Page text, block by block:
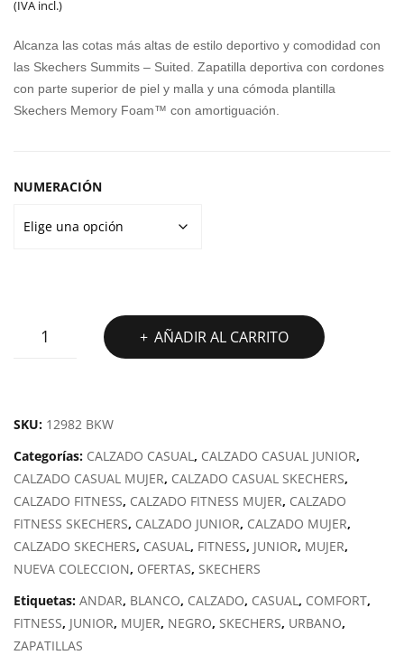
original
era:
70,00€.
actual
es:
55,00€.
(IVA incl.)
Alcanza las cotas más altas de estilo deportivo y comodidad con
las Skechers Summits – Suited. Zapatilla deportiva con cordones
con parte superior de piel y malla y una cómoda plantilla
Skechers Memory Foam™ con amortiguación.
NUMERACIÓN
cantidad
AÑADIR AL CARRITO
SKU: 12982 BKW
Categorías: CALZADO CASUAL , CALZADO CASUAL JUNIOR,
CALZADO CASUAL MUJER, CALZADO CASUAL SKECHERS,
CALZADO FITNESS, CALZADO FITNESS MUJER, CALZADO
FITNESS SKECHERS, CALZADO JUNIOR, CALZADO MUJER,
CALZADO SKECHERS, CASUAL , FITNESS, JUNIOR, MUJER,
NUEVA COLECCION, OFERTAS, SKECHERS
Etiquetas: ANDAR, BLANCO, CALZADO, CASUAL , COMFORT,
FITNESS, JUNIOR, MUJER, NEGRO, SKECHERS, URBANO,
ZAPATILLAS